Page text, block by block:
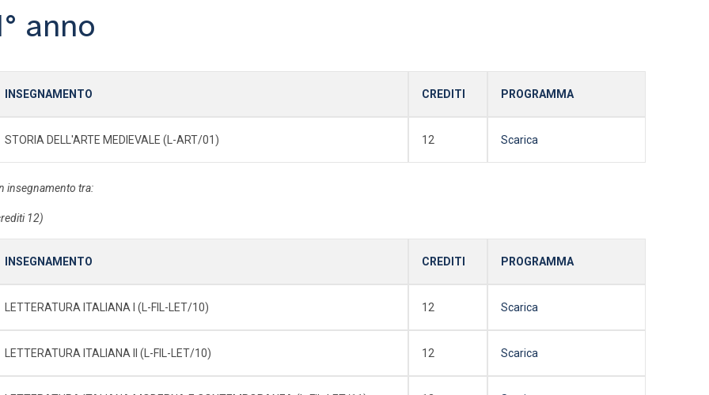
anno
INSEGNAMENTO CREDITI PROGRAMMA
STORIA DELL'ARTE MEDIEVALE (L-ART/01) 12 Scarica
insegnamento tra:
12)
INSEGNAMENTO CREDITI PROGRAMMA
LETTERATURA ITALIANA I (L-FIL-LET/10) 12 Scarica
LETTERATURA ITALIANA II (L-FIL-LET/10) 12 Scarica